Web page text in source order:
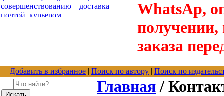
WhatsAp,
получении,
заказа
Добавить в избранное | Поиск по автору | Поиск по
Главная /